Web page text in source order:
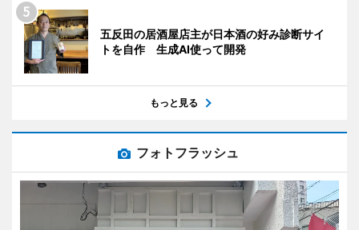
五反田の居酒屋店主が日本酒の好み診断サイ
トを自作 生成AI使って開発
もっと見る
フォトフラッシュ